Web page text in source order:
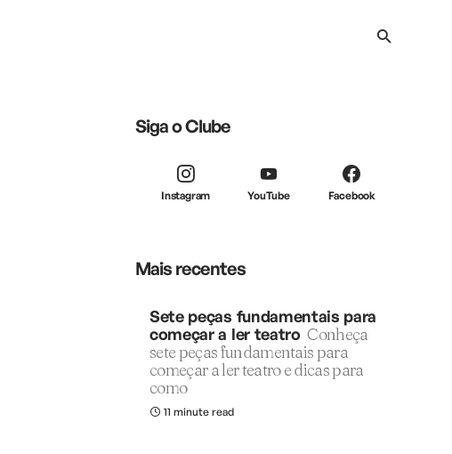
Siga o Clube
Instagram YouTube Facebook
Mais recentes
Sete peças fundamentais para
começar a ler teatro Conheça
sete peças fundamentais para
começar a ler teatro e dicas para
como
11 minute read